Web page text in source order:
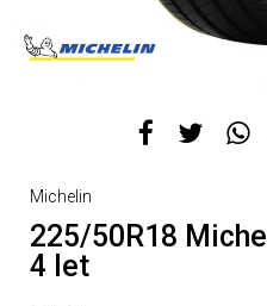
Michelin
225/50R18
4 let